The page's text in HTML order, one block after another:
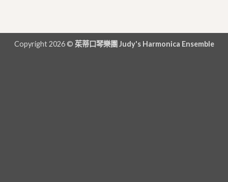
Copyright 2026 © 茱蒂口琴樂團 Judy's Harmonica Ensemble